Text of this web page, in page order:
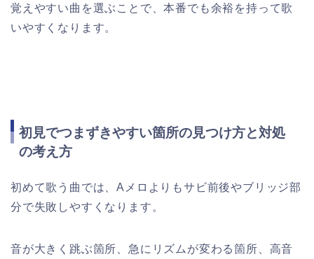
覚えやすい曲を選ぶことで、本番でも余裕を持って歌
いやすくなります。
初見でつまずきやすい箇所の見つけ方と対処
の考え方
初めて歌う曲では、Aメロよりもサビ前後やブリッジ部
分で失敗しやすくなります。
音が大きく跳ぶ箇所、急にリズムが変わる箇所、高音